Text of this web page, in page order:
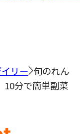
リー 旬のれん
10分で簡単副菜